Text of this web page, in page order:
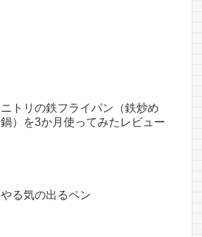
ニトリの鉄フライパン（鉄炒め
鍋）を3か月使ってみたレビュー
やる気の出るペン